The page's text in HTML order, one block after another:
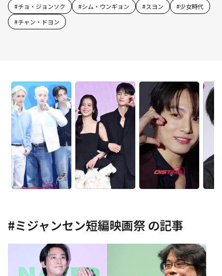
#チョ・ジョンソク #シム・ウンギョン #スヨン #少女時代
#チャン・ドヨン
#ミジャンセン短編映画祭 の記事